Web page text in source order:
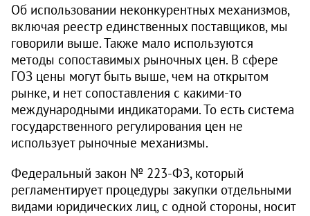
Об использовании неконкурентных механизмов,
включая реестр единственных поставщиков, мы
говорили выше. Также мало используются
методы сопоставимых рыночных цен. В сфере
ГОЗ цены могут быть выше, чем на открытом
рынке, и нет сопоставления с какими-то
международными индикаторами. То есть система
государственного регулирования цен не
использует рыночные механизмы.
Федеральный закон № 223‑ФЗ, который
регламентирует процедуры закупки отдельными
видами юридических лиц, с одной стороны, носит